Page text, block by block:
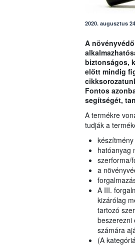
2020. augusztus
A
biztonságos,
előtt mindig
Fontos
segítségét,
A termékre
tudják a
hatóanyag
szerforma/
a
A III.
kizárólag
tartozó
beszerezni
számára
(A